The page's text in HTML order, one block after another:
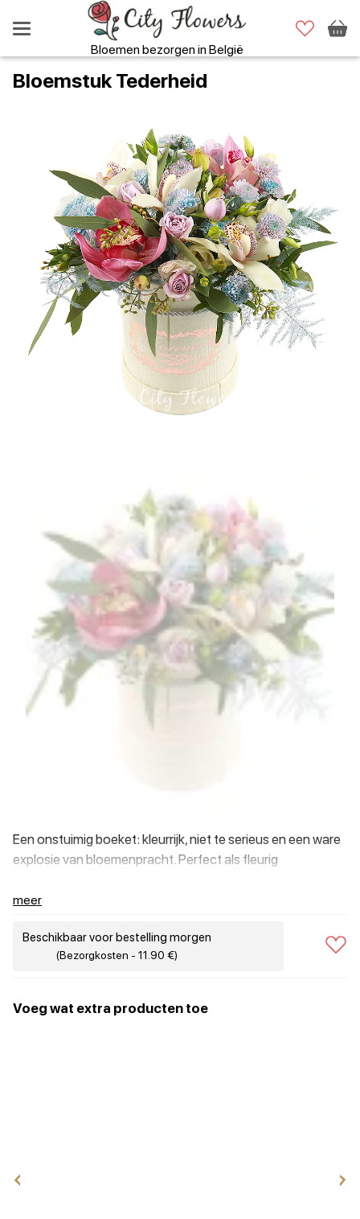
Bloemen bezorgen in België
Bloemstuk Tederheid
Een onstuimig boeket: kleurrijk, niet te serieus en een ware
explosie van bloemenpracht. Perfect als fleurig
brengen.
meer
Beschikbaar voor bestelling morgen
(Bezorgkosten - 11.90 €)
Voeg wat extra producten toe